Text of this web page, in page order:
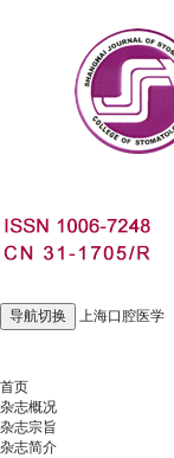
导航切换 上海口腔医学
首页
杂志概况
杂志宗旨
杂志简介